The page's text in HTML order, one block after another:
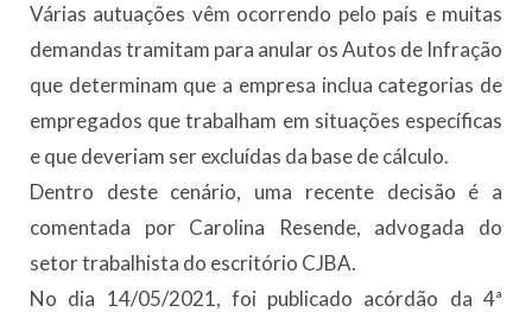
Várias autuações vêm ocorrendo pelo país e muitas
demandas tramitam para anular os Autos de Infração
que determinam que a empresa inclua categorias de
empregados que trabalham em situações específicas
e que deveriam ser excluídas da base de cálculo.
Dentro deste cenário, uma recente decisão é a
comentada por Carolina Resende, advogada do
setor trabalhista do escritório CJBA.
No dia 14/05/2021, foi publicado acórdão da 4ª